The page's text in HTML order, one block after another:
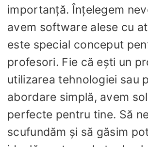
importanță. Înțelegem
avem software alese cu
este special conceput
profesori. Fie că ești un
utilizarea tehnologiei sau
abordare simplă, avem
perfecte pentru tine. Să
scufundăm și să găsim